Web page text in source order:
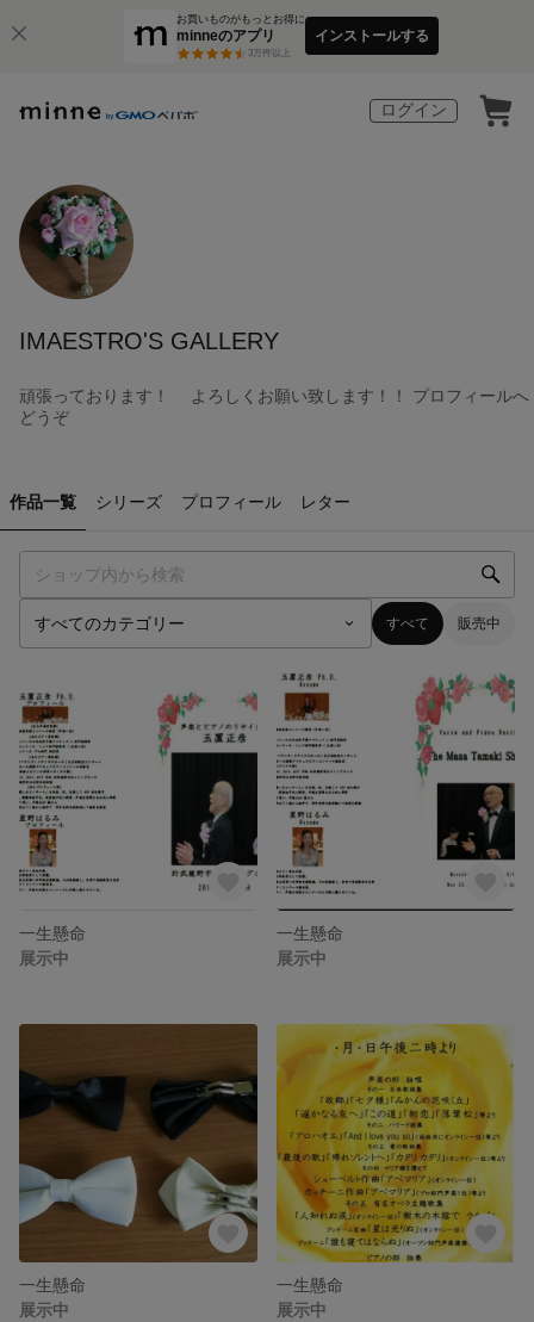
お買いものがもっとお得に
minneのアプリ
3万件以上
インストールする
ログイン
IMAESTRO'S GALLERY
頑張っております！ よろしくお願い致します！！ プロフィールへ
どうぞ
作品一覧 シリーズ プロフィール レター
すべて 販売中
一生懸命
展示中
一生懸命
展示中
一生懸命
展示中
一生懸命
展示中